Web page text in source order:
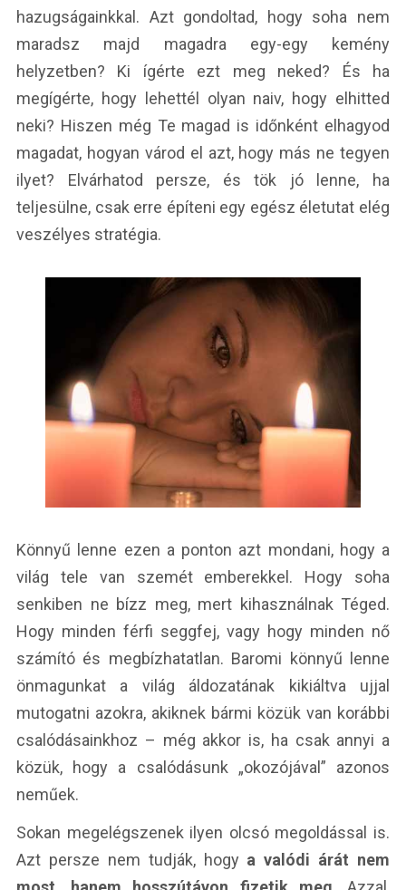
hazugságainkkal. Azt gondoltad, hogy soha nem
maradsz majd magadra egy-egy kemény
helyzetben? Ki ígérte ezt meg neked? És ha
megígérte, hogy lehettél olyan naiv, hogy elhitted
neki? Hiszen még Te magad is időnként elhagyod
magadat, hogyan várod el azt, hogy más ne tegyen
ilyet? Elvárhatod persze, és tök jó lenne, ha
teljesülne, csak erre építeni egy egész életutat elég
veszélyes stratégia.
Könnyű lenne ezen a ponton azt mondani, hogy a
világ tele van szemét emberekkel. Hogy soha
senkiben ne bízz meg, mert kihasználnak Téged.
Hogy minden férfi seggfej, vagy hogy minden nő
számító és megbízhatatlan. Baromi könnyű lenne
önmagunkat a világ áldozatának kikiáltva ujjal
mutogatni azokra, akiknek bármi közük van korábbi
csalódásainkhoz – még akkor is, ha csak annyi a
közük, hogy a csalódásunk „okozójával” azonos
neműek.
Sokan megelégszenek ilyen olcsó megoldással is.
Azt persze nem tudják, hogy a valódi árát nem